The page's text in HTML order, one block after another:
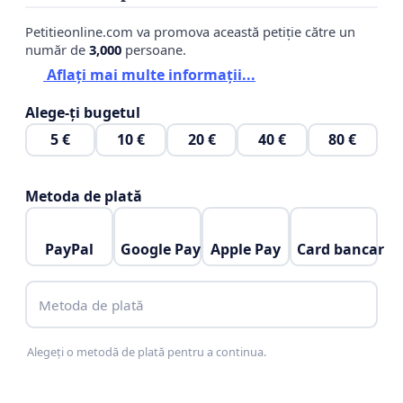
puternice generate de artificii produc efecte
semnificative -asupra animalelor de companie și
asupra faunei urbane:
- episoade severe de panică și anxietate;
- accidente și traumatisme;
- agravarea afecțiunilor cardiace și
neurologice;
- perturbarea comportamentului păsărilor și a
altor animale sălbatice.
Petitieonline.com va promova această petiție către un
număr de 3,000 persoane.
Aflați mai multe informații...
Alege-ți bugetul
5 €
10 € 20 € 40 € 80 €
Metoda de plată
PayPal Google Pay Apple Pay Card bancar
Metoda de plată
Alegeți o metodă de plată pentru a continua.